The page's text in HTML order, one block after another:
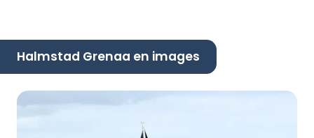
Halmstad Grenaa en images